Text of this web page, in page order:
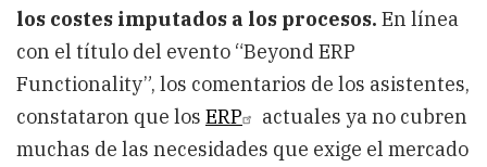
los costes imputados a los procesos. En línea
con el título del evento “Beyond ERP
Functionality”, los comentarios de los asistentes,
constataron que los ERP
actuales ya no cubren
muchas de las necesidades que exige el mercado